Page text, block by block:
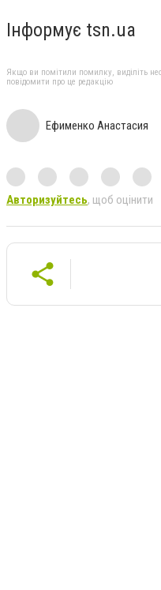
Інформує tsn.ua
Якщо ви помітили помилку, виділіть
повідомити про це редакцію
Ефименко Анастасия
Авторизуйтесь, щоб оцінити